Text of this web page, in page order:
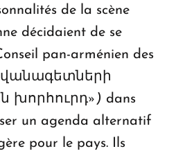
de la scène
décidaient de se
pan-arménien des
խորհուրդ») dans
un agenda alternatif
pour le pays. Ils